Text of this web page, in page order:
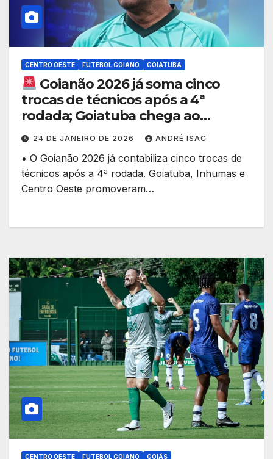
CENTRO OESTE FUTEBOL GOIANO GOIATUBA
Goianão 2026 já soma cinco
trocas de técnicos após a 4ª
rodada; Goiatuba chega ao
terceiro comandante
24 DE JANEIRO DE 2026 ANDRÉ ISAC
• O Goianão 2026 já contabiliza cinco trocas de
técnicos após a 4ª rodada. Goiatuba, Inhumas e
Centro Oeste promoveram…
CENTRO OESTE FUTEBOL GOIANO GOIÁS